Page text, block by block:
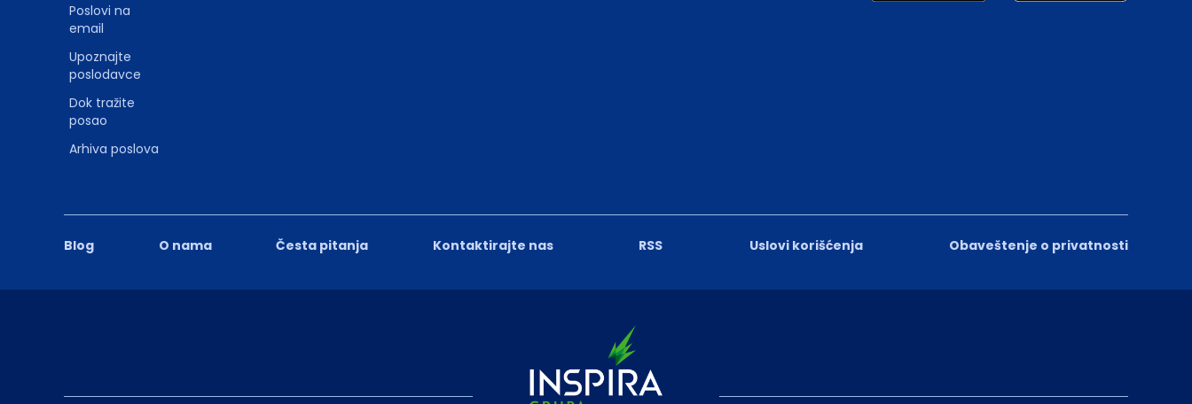
Blog O nama Česta pitanja Kontaktirajte nas RSS Uslovi korišćenja Obaveštenje o privatnosti
Poslovi na
email
Upoznajte
poslodavce
Dok tražite
posao
Arhiva poslova